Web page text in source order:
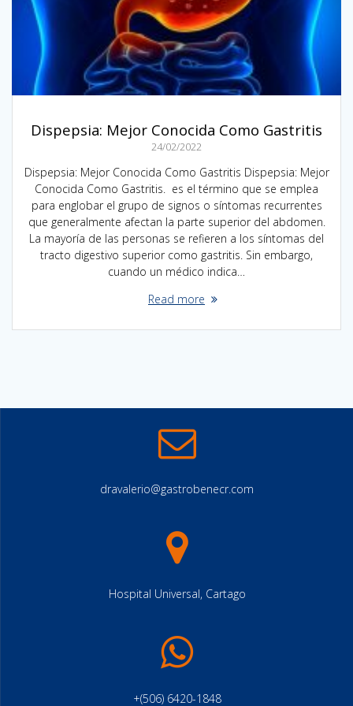
Dispepsia: Mejor Conocida Como Gastritis
24/02/2022
Dispepsia: Mejor Conocida Como Gastritis Dispepsia: Mejor
Conocida Como Gastritis. es el término que se emplea
para englobar el grupo de signos o síntomas recurrentes
que generalmente afectan la parte superior del abdomen.
La mayoría de las personas se refieren a los síntomas del
tracto digestivo superior como gastritis. Sin embargo,
cuando un médico indica…
Read more
dravalerio@gastrobenecr.com
Hospital Universal, Cartago
+(506) 6420-1848